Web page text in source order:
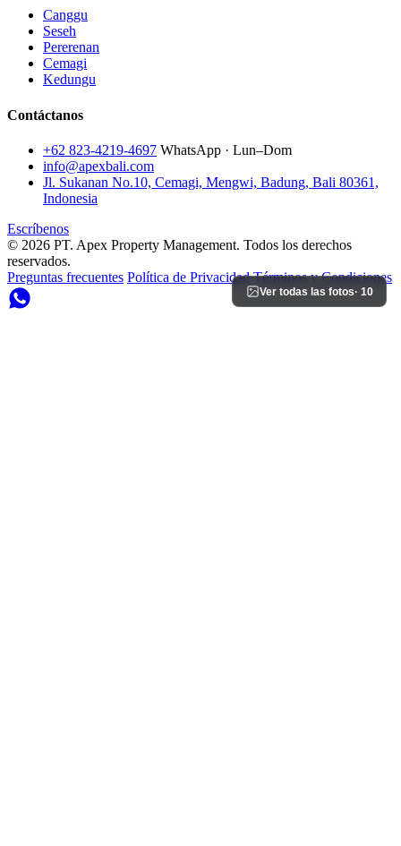
Ver todas las fotos· 10
Canggu
Seseh
Pererenan
Cemagi
Kedungu
Contáctanos
+62 823-4219-4697 WhatsApp · Lun–Dom
info@apexbali.com
Jl. Sukanan No.10, Cemagi, Mengwi, Badung, Bali 80361,
Indonesia
Escríbenos
© 2026 PT. Apex Property Management. Todos los derechos
reservados.
Preguntas frecuentes Política de Privacidad Términos y Condiciones